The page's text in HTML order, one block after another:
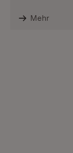
Mehr